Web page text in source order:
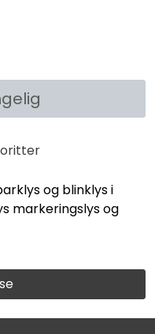
og blinklys i
markeringslys og